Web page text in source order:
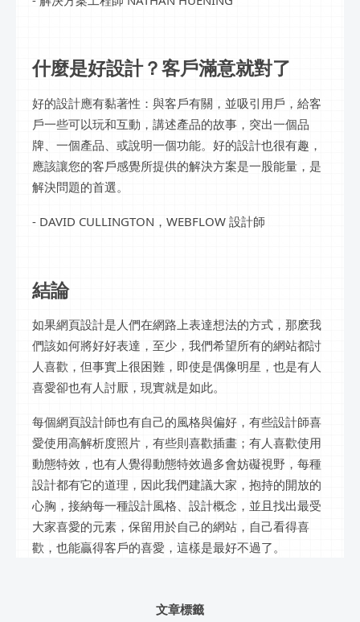
什麼是好設計？客戶滿意就對了
好的設計應有黏著性：與客戶有關，並吸引用戶，給客
戶一些可以玩和互動，講述產品的故事，突出一個品
牌、一個產品、或說明一個功能。好的設計也很有趣，
應該讓您的客戶感覺所提供的解決方案是一股能量，是
解決問題的首選。
- DAVID CULLINGTON，WEBFLOW 設計師
結論
如果網頁設計是人們在網路上表達想法的方式，那麽我
們該如何將好好表達，至少，我們希望所有的網站都討
人喜歡，但事實上很困難，即使是偶像明星，也是有人
喜愛卻也有人討厭，現實就是如此。
每個網頁設計師也有自己的風格與偏好，有些設計師喜
愛使用高解析度照片，有些則喜歡插畫；有人喜歡使用
動態特效，也有人覺得動態特效過多會妨礙視野，每種
設計都有它的道理，因此我們建議大家，抱持的開放的
心胸，接納每一種設計風格、設計概念，並且找出最受
大家喜愛的元素，保留用於自己的網站，自己看得喜
歡，也能贏得客戶的喜愛，這樣是最好不過了。
文章標籤